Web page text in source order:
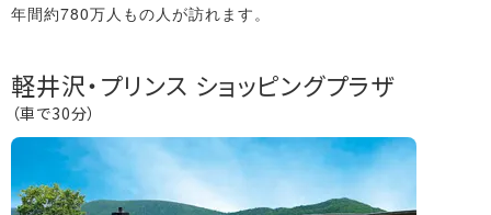
年間約780万人もの人が訪れます。
軽井沢・プリンス ショッピングプラザ
（車で30分）